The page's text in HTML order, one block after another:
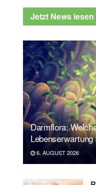
Jetzt News lesen
Darmflora:
6. AUGUST 2026